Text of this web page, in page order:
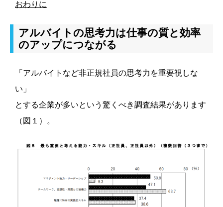
おわりに
アルバイトの思考力は仕事の質と効率
のアップにつながる
「アルバイトなど非正規社員の思考力を重要視しな
い」
とする企業が多いという驚くべき調査結果があります
（図１）。